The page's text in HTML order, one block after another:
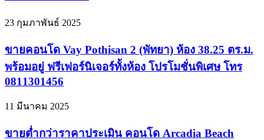
23 กุมภาพันธ์ 2025
ขายคอนโด Vay Pothisan 2 (พัทยา) ห้อง 38.25 ตร.ม.
พร้อมอยู่ ฟรีเฟอร์นิเจอร์ทั้งห้อง โปรโมชั่นพิเศษ โทร
0811301456
11 มีนาคม 2025
ขายต่ำกว่าราคาประเมิน คอนโด Arcadia Beach